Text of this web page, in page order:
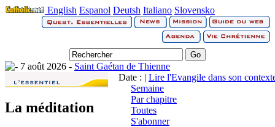
English Espanol Deutsh Italiano Slovensko
7 août 2026 - Saint Gaétan de Thienne
La méditation
Date : | Lire l'Evangile dans son
Semaine
Par chapitre
Toutes
S'abonner